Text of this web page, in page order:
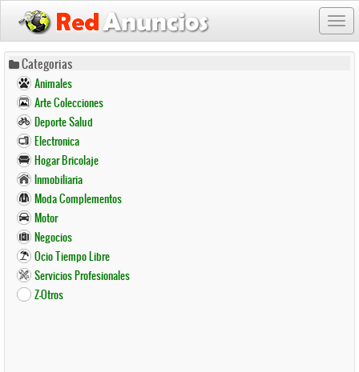
Pasar
contenido
principal
Categorias
Animales
Arte Colecciones
Deporte Salud
Electronica
Hogar Bricolaje
Inmobiliaria
Moda Complementos
Motor
Negocios
Ocio Tiempo Libre
Servicios Profesionales
Z-Otros